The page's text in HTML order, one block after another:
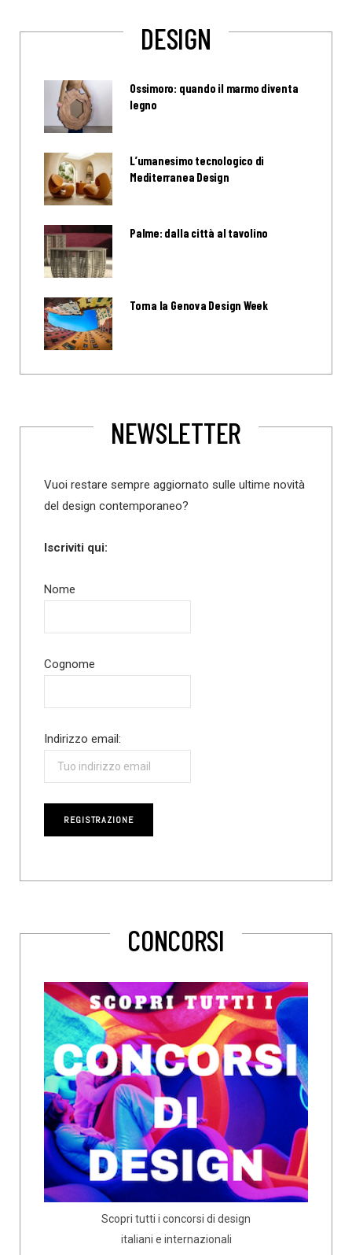
DESIGN
Ossimoro: quando il marmo diventa
legno
L’umanesimo tecnologico di
Mediterranea Design
Palme: dalla città al tavolino
Torna la Genova Design Week
NEWSLETTER
Vuoi restare sempre aggiornato sulle ultime novità
del design contemporaneo?
Iscriviti qui:
Nome
Cognome
Indirizzo email:
CONCORSI
Scopri tutti i concorsi di design
italiani e internazionali